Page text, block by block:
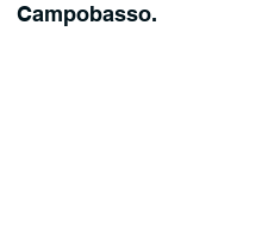
Campobasso.